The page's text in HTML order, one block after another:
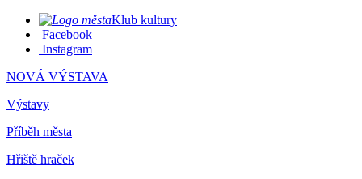
Klub kultury
Facebook
Instagram
NOVÁ VÝSTAVA
Výstavy
Příběh města
Hřiště hraček